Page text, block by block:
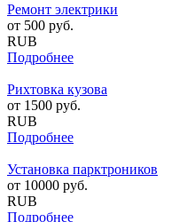
Ремонт электрики
от 500 руб.
RUB
Подробнее
Рихтовка кузова
от 1500 руб.
RUB
Подробнее
Установка парктроников
от 10000 руб.
RUB
Подробнее